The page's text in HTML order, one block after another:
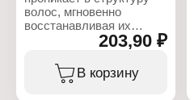
волос, мгновенно
восстанавливая их
структуру изнутри.
поврежденные участки
волос и разглаживает
203,90 ₽
В корзину